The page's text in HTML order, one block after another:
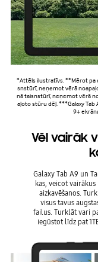
*Attēls ilustratīvs. **Mērot pa
snstūrī, neņemot vērā
nā taisnstūrī, neņemot vērā
aļoto stūru dēļ. ***Galaxy Tab
9+
Vēl vairāk
Galaxy Tab A9 un
kas, veicot
aizkavēšanos.
visus tavus
failus. Turklāt vari
iegūstot līdz pat